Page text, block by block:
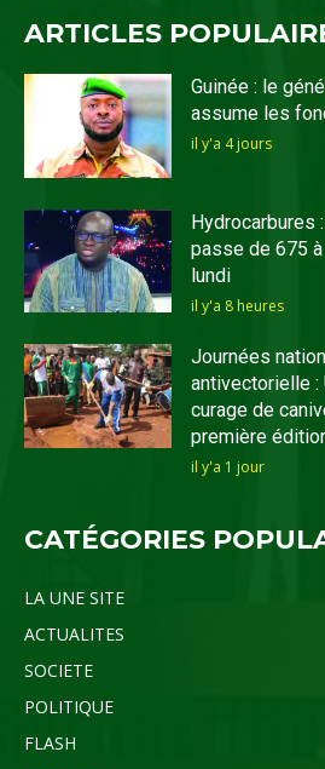
ARTICLES
Guinée : le
assume les
il y'a 4 jours
Hydrocarbures
passe de 675
lundi
il y'a 8 heures
Journées
antivectorielle :
curage de
première
il y'a 1 jour
CATÉGORIES
LA UNE SITE
ACTUALITES
SOCIETE
POLITIQUE
FLASH